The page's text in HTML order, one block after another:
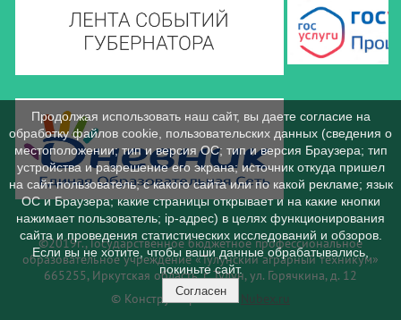
©2019г., Государственное бюджетное профессиональное
образовательное учреждение «Тулунский аграрный техникум»
665255, Иркутская область, г. Тулун, ул. Горячкина, д. 12
© Конструктор сайтов Nubex.ru
Продолжая использовать наш сайт, вы даете согласие на
обработку файлов cookie, пользовательских данных (сведения о
местоположении; тип и версия ОС; тип и версия Браузера; тип
устройства и разрешение его экрана; источник откуда пришел
на сайт пользователь; с какого сайта или по какой рекламе; язык
ОС и Браузера; какие страницы открывает и на какие кнопки
нажимает пользователь; ip-адрес) в целях функционирования
сайта и проведения статистических исследований и обзоров.
Если вы не хотите, чтобы ваши данные обрабатывались,
покиньте сайт.
Согласен